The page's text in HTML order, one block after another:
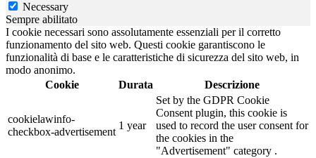
Necessary
Sempre abilitato
I cookie necessari sono assolutamente essenziali per il corretto
funzionamento del sito web. Questi cookie garantiscono le
funzionalità di base e le caratteristiche di sicurezza del sito web, in
modo anonimo.
Cookie
Durata Descrizione
cookielawinfo-
checkbox-advertisement
1 year
Set by the GDPR Cookie
Consent plugin, this cookie is
used to record the user consent for
the cookies in the
"Advertisement" category .